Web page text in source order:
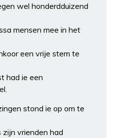
wel honderdduizend
mensen mee in het
een vrije stem te
had ie een
stond ie op om te
zijn vrienden had